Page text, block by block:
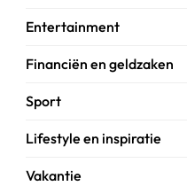
Entertainment
Financiën en geldzaken
Sport
Lifestyle en inspiratie
Vakantie